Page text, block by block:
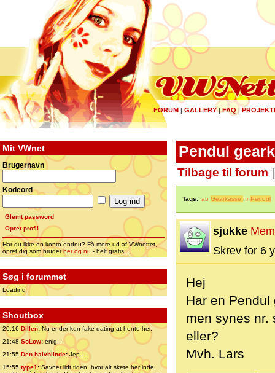
FORUM | GALLERY|FAQ |
Mit VWnet
Brugernavn
Kodeord
Glemt password
Opret profil
Har du ikke en konto endnu? Få mere ud af VWnettet,
opret dig som brugerher og nu - helt gratis...
Søg i forummet
Loading
Shoutbox
20:16 Dillen: Nu er der kun fake-dating at hente her.
21:48 SoLow:enig..
21:55 Den halvblinde:Jep.....
15:55 type1:Savner lidt tiden, hvor alt skete her inde,
Pendul
Tilbage til forum
Tags: ab Gearkasse nr Pendul
sjukke
Skrev for 6
Hej
Har en
men synes nr.
eller?
Mvh. Lars